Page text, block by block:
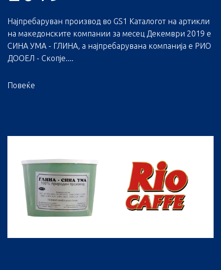
Најпребаруван производ во GS1 Каталогот на артикли
на македонските компании за месец Декември 2019 е
СИНА УМА - ГЛИНА, а најпребарувана компанија е РИО
ДООЕЛ - Скопје....
Повеќе